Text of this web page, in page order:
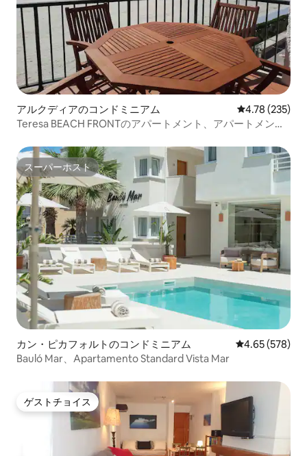
アルクディアのコンドミニアム レビュー235
4.78 (235)
Teresa BEACH FRONTのアパートメント、アパートメン
スーパーホスト
スーパーホスト
カン・ピカフォルトのコンドミニアム レビュー578
4.65 (578)
Bauló Mar、Apartamento Standard Vista Mar
ゲストチョイス
ゲストチョイス